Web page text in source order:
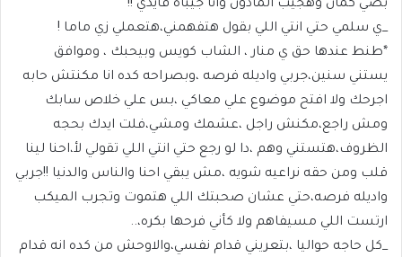
بصي كمان وهجيب المأذون وانا جيباه فايدي !!
_ي سلمي حتي انتي اللي بقول هتفهمني،هتعملي زي ماما !
*طنط عندها حق ي منار ، الشاب كويس وبيحبك ، وموافق
يستني سنين،جربي واديله فرصه ،وبصراحه كده انا مكنتش حابه
اجرحك ولا افتح موضوع علي معاكي ،بس علي خلاص سابك
ومش راجع،مكنش راجل ،عشمك ومشي،فلت ايدك بحجه
الظروف،هتستني وهم ،دا لو رجع حتي انتي اللي تقولي لأ،احنا لينا
قلب ومن حقه نراعيه شويه ،مش يبقي احنا والناس والدنيا !!جربي
واديله فرصه،حتي عشان صحبتك اللي هتموت وتجرب الميكب
ارتست اللي مسيفاهم ولا كأني فرحها بكره،..
_كل حاجه حواليا ،بتعريني قدام نفسي،والاوحش من كده انه قدام